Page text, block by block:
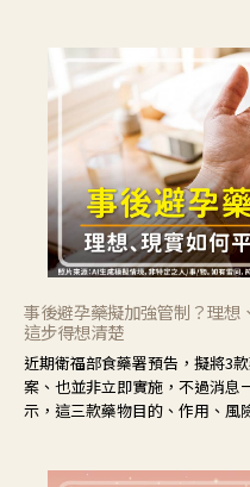
事後避孕藥擬加強管制？理想
這步得想清楚
近期衛福部食藥署預告，擬將3
案、也並非立即實施，不過消息
示，這三款藥物目的、作用、風